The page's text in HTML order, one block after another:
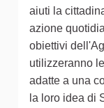
aiuti la
azione
obiettivi
utilizzeranno
adatte a una
la loro idea di